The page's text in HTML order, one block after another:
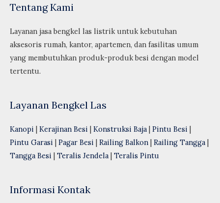
Tentang Kami
Layanan jasa bengkel las listrik untuk kebutuhan
aksesoris rumah, kantor, apartemen, dan fasilitas umum
yang membutuhkan produk-produk besi dengan model
tertentu.
Layanan Bengkel Las
Kanopi | Kerajinan Besi | Konstruksi Baja | Pintu Besi |
Pintu Garasi | Pagar Besi | Railing Balkon | Railing Tangga |
Tangga Besi | Teralis Jendela | Teralis Pintu
Informasi Kontak